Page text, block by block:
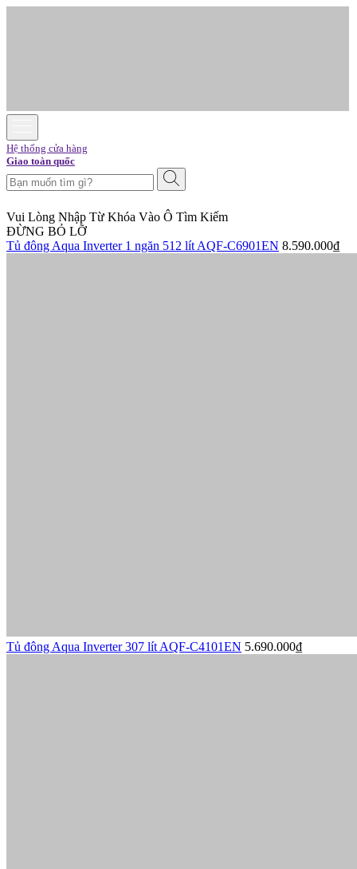
Hệ thống cửa hàng
Giao toàn quốc
Vui Lòng Nhập Từ Khóa Vào Ô Tìm Kiếm
ĐỪNG BỎ LỠ
Tủ đông Aqua Inverter 1 ngăn 512 lít AQF-C6901EN 8.590.000₫
Tủ đông Aqua Inverter 307 lít AQF-C4101EN 5.690.000₫